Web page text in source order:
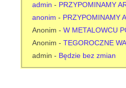
admin - PRZYPOMINAMY
anonim - PRZYPOMINAMY
Anonim - W METALOWCU
Anonim - TEGOROCZNE
admin - Będzie bez zmian